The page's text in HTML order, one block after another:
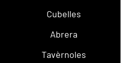
Cubelles
Abrera
Tavèrnoles